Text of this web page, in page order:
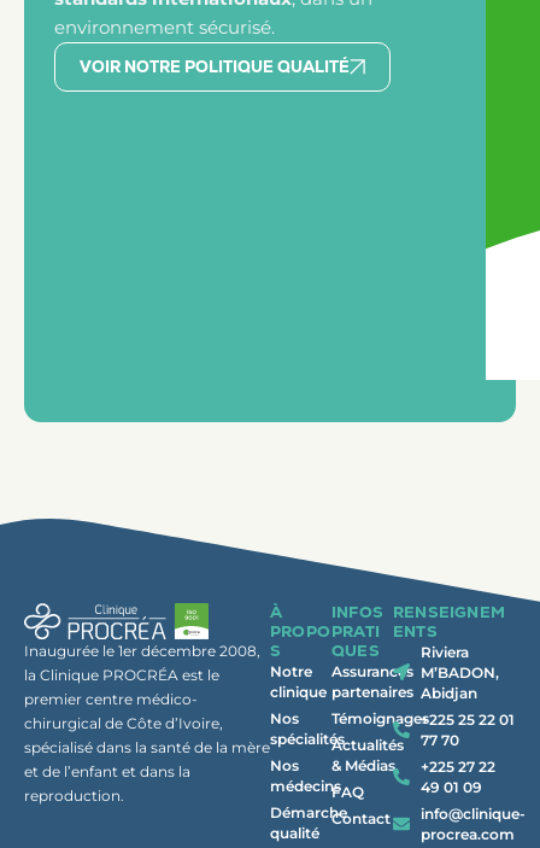
environnement sécurisé.
VOIR NOTRE POLITIQUE QUALITÉ
Inaugurée le 1er décembre 2008,
la Clinique PROCRÉA est le
premier centre médico-
chirurgical de Côte d’Ivoire,
spécialisé dans la santé de la mère
et de l’enfant et dans la
reproduction.
À
PROPO
S
Notre
clinique
Nos
spécialités
Nos
médecins
Démarche
qualité
INFOS
PRATI
QUES
Assurances
partenaires
Témoignages
Actualités
& Médias
FAQ
Contact
RENSEIGNEM
ENTS
Riviera
M’BADON,
Abidjan
+225 25 22 01
77 70
+225 27 22
49 01 09
info@clinique-
procrea.com